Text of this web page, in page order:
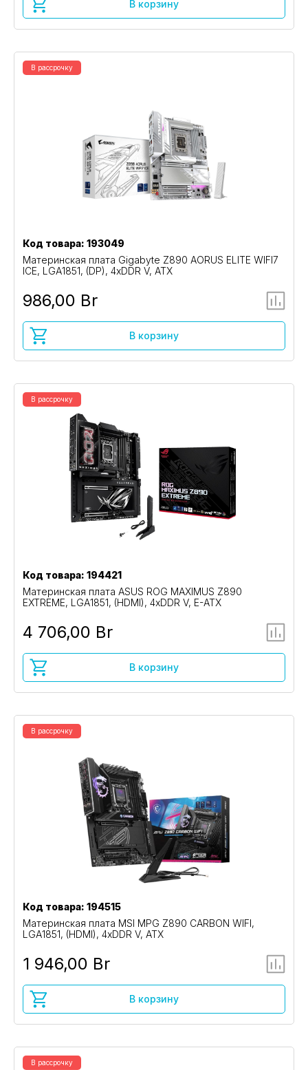
В корзину
В рассрочку
Код товара: 193049
Материнская плата Gigabyte Z890 AORUS ELITE WIFI7
ICE, LGA1851, (DP), 4xDDR V, ATX
986,00 Br
В корзину
В рассрочку
Код товара: 194421
Материнская плата ASUS ROG MAXIMUS Z890
EXTREME, LGA1851, (HDMI), 4xDDR V, E-ATX
4 706,00 Br
В корзину
В рассрочку
Код товара: 194515
Материнская плата MSI MPG Z890 CARBON WIFI,
LGA1851, (HDMI), 4xDDR V, ATX
1 946,00 Br
В корзину
В рассрочку